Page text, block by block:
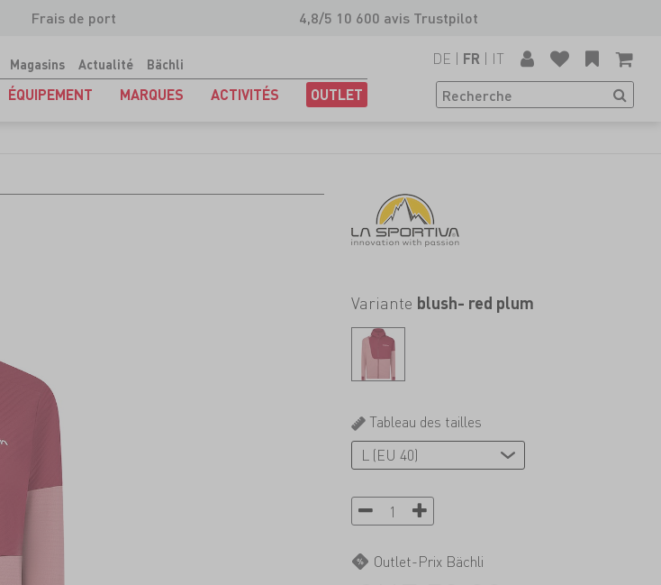
Frais de port 4,8/5 10 600 avis Trustpilot
Magasins Actualité Bächli
ÉQUIPEMENT MARQUES ACTIVITÉS OUTLET
DE | FR | IT
Variante blush- red plum
Tableau des tailles
Outlet-Prix Bächli